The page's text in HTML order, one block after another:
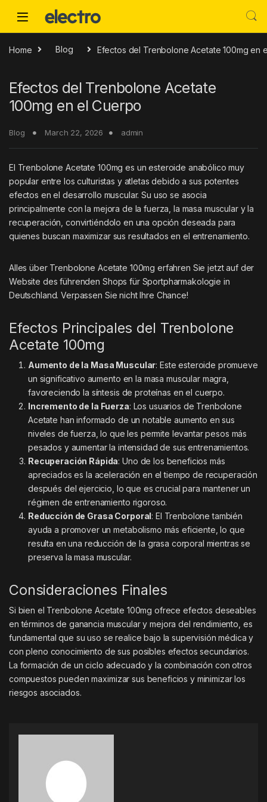
Home Blog Efectos del Trenbolone Acetate 100mg en
Efectos del Trenbolone Acetate
100mg en el Cuerpo
Blog March 22, 2026 admin
El Trenbolone Acetate 100mg es un esteroide anabólico muy
popular entre los culturistas y atletas debido a sus potentes
efectos en el desarrollo muscular. Su uso se asocia
principalmente con la mejora de la fuerza, la masa muscular y la
recuperación, convirtiéndolo en una opción deseada para
quienes buscan maximizar sus resultados en el entrenamiento.
Alles über Trenbolone Acetate 100mg erfahren Sie jetzt auf der
Website des führenden Shops für Sportpharmakologie in
Deutschland. Verpassen Sie nicht Ihre Chance!
Efectos Principales del Trenbolone
Acetate 100mg
Aumento de la Masa Muscular: Este esteroide promueve
un significativo aumento en la masa muscular magra,
favoreciendo la síntesis de proteínas en el cuerpo.
Incremento de la Fuerza: Los usuarios de Trenbolone
Acetate han informado de un notable aumento en sus
niveles de fuerza, lo que les permite levantar pesos más
pesados y aumentar la intensidad de sus entrenamientos.
Recuperación Rápida: Uno de los beneficios más
apreciados es la aceleración en el tiempo de recuperación
después del ejercicio, lo que es crucial para mantener un
régimen de entrenamiento rigoroso.
Reducción de Grasa Corporal: El Trenbolone también
ayuda a promover un metabolismo más eficiente, lo que
resulta en una reducción de la grasa corporal mientras se
preserva la masa muscular.
Consideraciones Finales
Si bien el Trenbolone Acetate 100mg ofrece efectos deseables
en términos de ganancia muscular y mejora del rendimiento, es
fundamental que su uso se realice bajo la supervisión médica y
con pleno conocimiento de sus posibles efectos secundarios.
La formación de un ciclo adecuado y la combinación con otros
compuestos pueden maximizar sus beneficios y minimizar los
riesgos asociados.